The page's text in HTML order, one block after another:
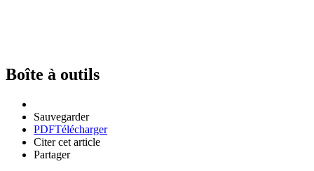
Boîte à outils
Sauvegarder
PDFTélécharger
Citer cet article
Partager